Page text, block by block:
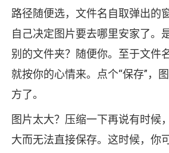
路径随便选，文件名自取弹出的
自己决定图片要去哪里安家了。
别的文件夹？随便你。至于文件
就按你的心情来。点个“保存”，
方了。
图片太大？压缩一下再说有时候
大而无法直接保存。这时候，你